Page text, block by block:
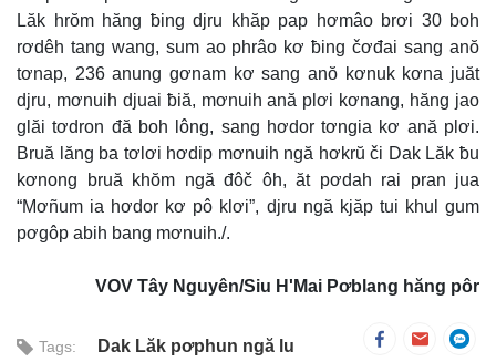
Lăk hrŏm hăng ƀing djru khăp pap hơmâo brơi 30 boh
rơdêh tang wang, sum ao phrâo kơ ƀing čơđai sang anŏ
tơnap, 236 anung gơnam kơ sang anŏ kơnuk kơna juăt
djru, mơnuih djuai ƀiă, mơnuih ană plơi kơnang, hăng jao
glăi tơdron đă boh lông, sang hơdor tơngia kơ ană plơi.
Bruă lăng ba tơlơi hơdip mơnuih ngă hơkrŭ či Dak Lăk ƀu
kơnong bruă khŏm ngă đôč ôh, ăt pơdah rai pran jua
“Mơñum ia hơdor kơ pô klơi”, djru ngă kjăp tui khul gum
pơgôp abih bang mơnuih./.
VOV Tây Nguyên/Siu H'Mai Pơblang hăng pôr
Tags:
Dak Lăk pơphun ngă lu